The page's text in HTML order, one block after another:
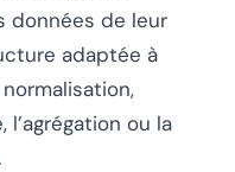
données de leur
adaptée à
l’agrégation ou la